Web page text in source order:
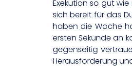
Exekution so gut
sich bereit für das
haben die Woche
ersten Sekunde an
gegenseitig
Herausforderung